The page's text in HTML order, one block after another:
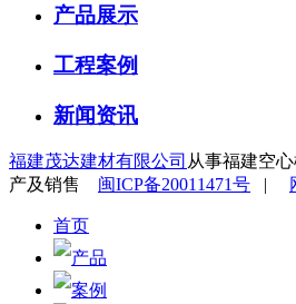
产品展示
工程案例
新闻资讯
福建茂达建材有限公司 从事福建空
产及销售 闽ICP备20011471号 |
首页
产品
案例